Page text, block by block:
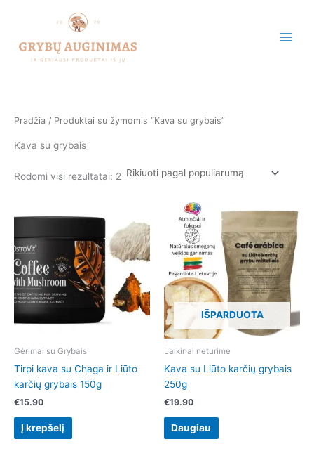
Pradžia / Produktai su žymomis “Kava su grybais”
Kava su grybais
Rodomi visi rezultatai: 2
Gėrimai su Grybais
Tirpi kava su Chaga ir Liūto
karčių grybais 150g
€15.90
Į krepšelį
IŠPARDUOTA
Laikinai neturime
Kava su Liūto karčių grybais
250g
€19.90
Daugiau